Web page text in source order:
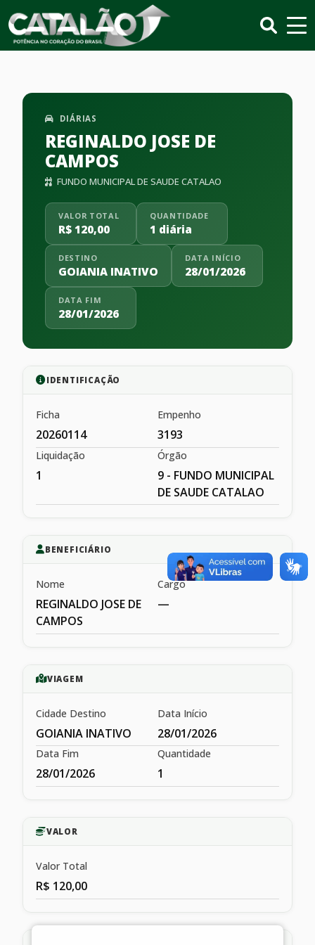
DIÁRIAS
REGINALDO JOSE DE
CAMPOS
FUNDO MUNICIPAL DE SAUDE CATALAO
VALOR TOTAL
R$ 120,00
QUANTIDADE
1 diária
DESTINO
GOIANIA INATIVO
DATA INÍCIO
28/01/2026
DATA FIM
28/01/2026
IDENTIFICAÇÃO
Ficha
20260114
Empenho
3193
Liquidação
1
Órgão
9 - FUNDO MUNICIPAL
DE SAUDE CATALAO
BENEFICIÁRIO
Nome
REGINALDO JOSE DE
CAMPOS
Cargo
—
VIAGEM
Cidade Destino
GOIANIA INATIVO
Data Início
28/01/2026
Data Fim
28/01/2026
Quantidade
1
VALOR
Valor Total
R$ 120,00